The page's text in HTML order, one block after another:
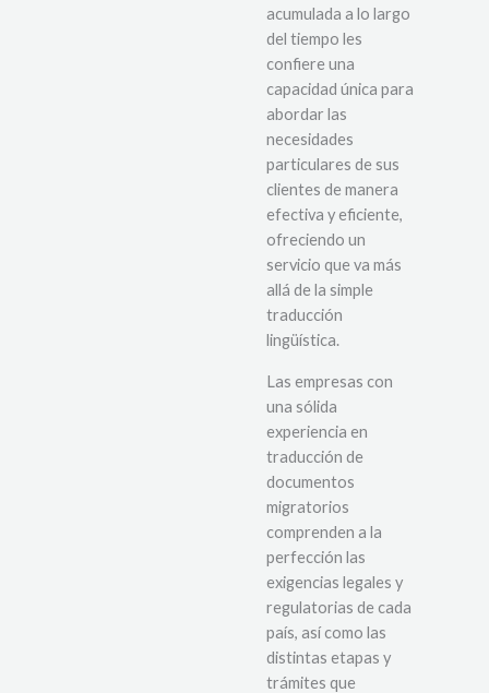
acumulada a lo largo
del tiempo les
confiere una
capacidad única para
abordar las
necesidades
particulares de sus
clientes de manera
efectiva y eficiente,
ofreciendo un
servicio que va más
allá de la simple
traducción
lingüística.
Las empresas con
una sólida
experiencia en
traducción de
documentos
migratorios
comprenden a la
perfección las
exigencias legales y
regulatorias de cada
país, así como las
distintas etapas y
trámites que